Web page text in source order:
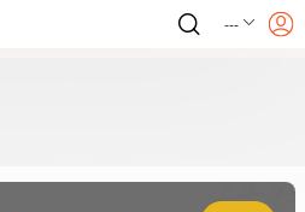
---